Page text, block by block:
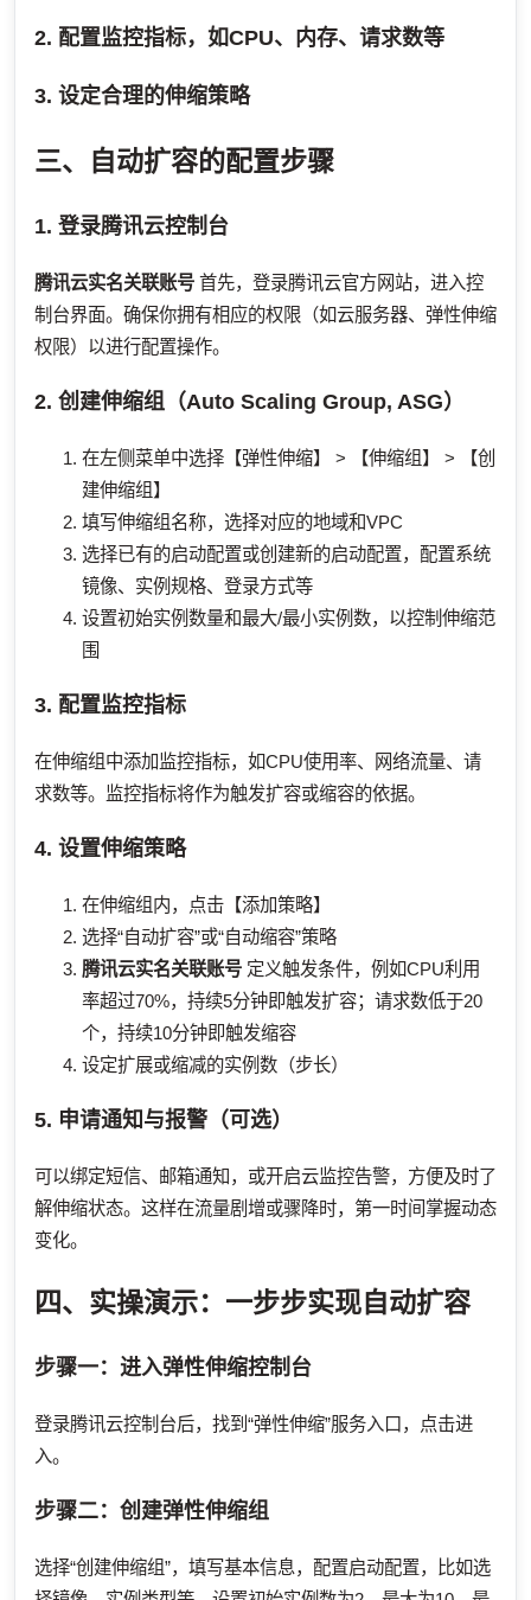
2. 配置监控指标，如CPU、内存、请求数等
3. 设定合理的伸缩策略
三、自动扩容的配置步骤
1. 登录腾讯云控制台
腾讯云实名关联账号 首先，登录腾讯云官方网站，进入控
制台界面。确保你拥有相应的权限（如云服务器、弹性伸缩
权限）以进行配置操作。
2. 创建伸缩组（Auto Scaling Group, ASG）
在左侧菜单中选择【弹性伸缩】 > 【伸缩组】 > 【创
建伸缩组】
填写伸缩组名称，选择对应的地域和VPC
选择已有的启动配置或创建新的启动配置，配置系统
镜像、实例规格、登录方式等
设置初始实例数量和最大/最小实例数，以控制伸缩范
围
3. 配置监控指标
在伸缩组中添加监控指标，如CPU使用率、网络流量、请
求数等。监控指标将作为触发扩容或缩容的依据。
4. 设置伸缩策略
在伸缩组内，点击【添加策略】
选择“自动扩容”或“自动缩容”策略
腾讯云实名关联账号 定义触发条件，例如CPU利用
率超过70%，持续5分钟即触发扩容；请求数低于20
个，持续10分钟即触发缩容
设定扩展或缩减的实例数（步长）
5. 申请通知与报警（可选）
可以绑定短信、邮箱通知，或开启云监控告警，方便及时了
解伸缩状态。这样在流量剧增或骤降时，第一时间掌握动态
变化。
四、实操演示：一步步实现自动扩容
步骤一：进入弹性伸缩控制台
登录腾讯云控制台后，找到“弹性伸缩”服务入口，点击进
入。
步骤二：创建弹性伸缩组
选择“创建伸缩组”，填写基本信息，配置启动配置，比如选